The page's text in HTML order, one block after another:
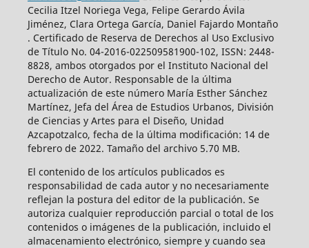
Cecilia Itzel Noriega Vega, Felipe Gerardo Ávila
Jiménez, Clara Ortega García, Daniel Fajardo Montaño
. Certificado de Reserva de Derechos al Uso Exclusivo
de Título No. 04-2016-022509581900-102, ISSN: 2448-
8828, ambos otorgados por el Instituto Nacional del
Derecho de Autor. Responsable de la última
actualización de este número María Esther Sánchez
Martínez, Jefa del Área de Estudios Urbanos, División
de Ciencias y Artes para el Diseño, Unidad
Azcapotzalco, fecha de la última modificación: 14 de
febrero de 2022. Tamaño del archivo 5.70 MB.
El contenido de los artículos publicados es
responsabilidad de cada autor y no necesariamente
reflejan la postura del editor de la publicación. Se
autoriza cualquier reproducción parcial o total de los
contenidos o imágenes de la publicación, incluido el
almacenamiento electrónico, siempre y cuando sea